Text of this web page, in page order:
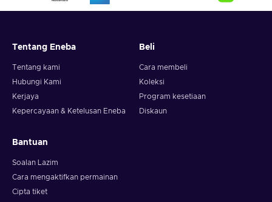
Tentang Eneba
Tentang kami
Hubungi Kami
Kerjaya
Kepercayaan & Ketelusan Eneba
Beli
Cara membeli
Koleksi
Program kesetiaan
Diskaun
Bantuan
Soalan Lazim
Cara mengaktifkan permainan
Cipta tiket